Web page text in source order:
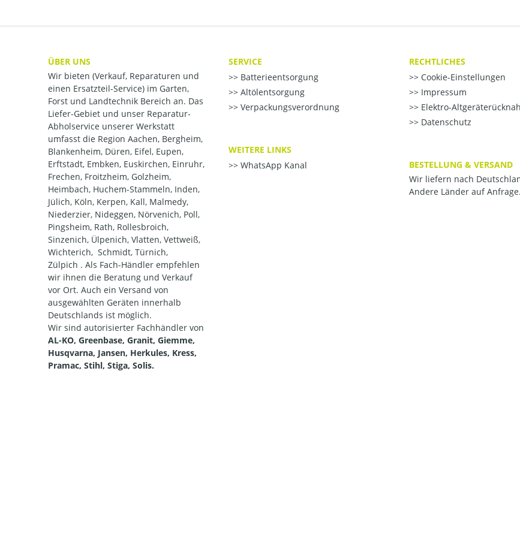
ÜBER UNS
Wir bieten (Verkauf, Reparaturen und
einen Ersatzteil-Service) im Garten,
Forst und Landtechnik Bereich an. Das
Liefer-Gebiet und unser Reparatur-
Abholservice unserer Werkstatt
umfasst die Region Aachen, Bergheim,
Blankenheim, Düren, Eifel, Eupen,
Erftstadt, Embken, Euskirchen, Einruhr,
Frechen, Froitzheim, Golzheim,
Heimbach, Huchem-Stammeln, Inden,
Jülich, Köln, Kerpen, Kall, Malmedy,
Niederzier, Nideggen, Nörvenich, Poll,
Pingsheim, Rath, Rollesbroich,
Sinzenich, Ülpenich, Vlatten, Vettweiß,
Wichterich, Schmidt, Türnich,
Zülpich . Als Fach-Händler empfehlen
wir ihnen die Beratung und Verkauf
vor Ort. Auch ein Versand von
ausgewählten Geräten innerhalb
Deutschlands ist möglich.
Wir sind autorisierter Fachhändler von
AL-KO, Greenbase, Granit, Giemme,
Husqvarna, Jansen, Herkules, Kress,
Pramac, Stihl, Stiga, Solis.
SERVICE
Batterieentsorgung
Altölentsorgung
Verpackungsverordnung
WEITERE LINKS
WhatsApp Kanal
RECHTLICHES
Cookie-Einstellungen
Impressum
Elektro-
Datenschutz
BESTELLUNG & VERSAND
Wir liefern nach
Andere Länder auf Anfrage.